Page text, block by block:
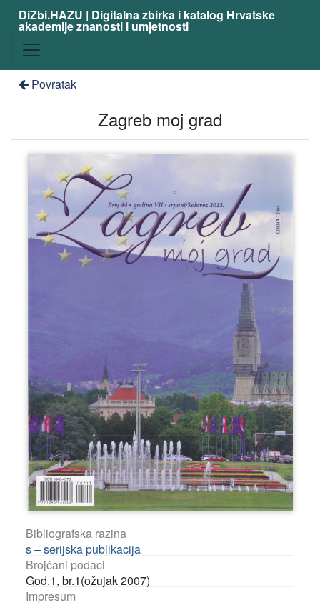
DiZbi.HAZU | Digitalna zbirka i katalog Hrvatske
akademije znanosti i umjetnosti
Povratak
Zagreb moj grad
Bibliografska razina
s – serijska publikacija
Brojčani podaci
God.1, br.1(ožujak 2007)
Impresum